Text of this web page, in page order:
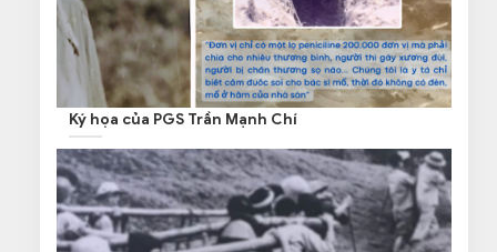
Ký họa của PGS Trần Mạnh Chí